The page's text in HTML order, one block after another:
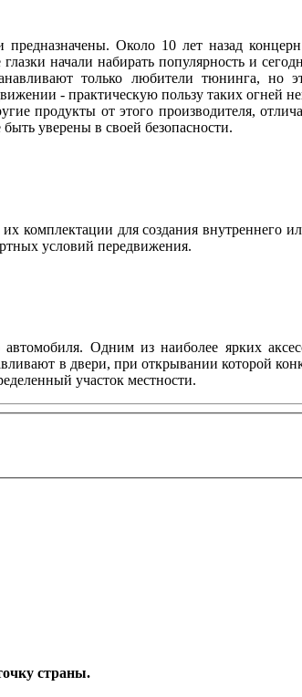
Около 10 лет назад
начали набирать популярность и
только любители тюнинга, но
- практическую пользу таких огней
продукты от этого производителя,
быть уверены в своей безопасности.
комплектации для создания внутреннего
условий передвижения.
Одним из наиболее ярких
в двери, при открывании которой
участок местности.
страны.